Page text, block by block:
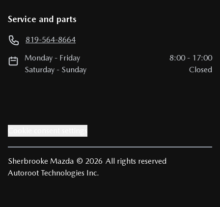
Service and parts
819-564-8664
Monday - Friday 8:00 - 17:00
Saturday - Sunday Closed
Sherbrooke Mazda © 2026 All rights reserved
Autoroot Technologies Inc.